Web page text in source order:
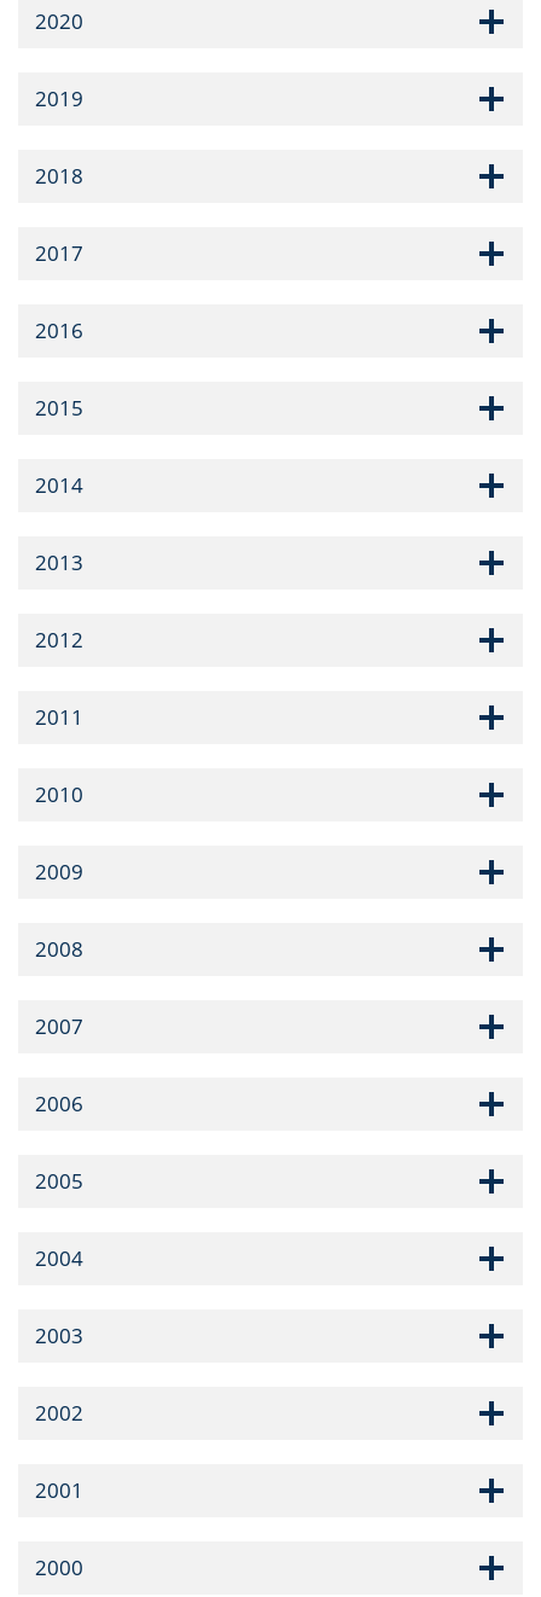
2020
2019
2018
2017
2016
2015
2014
2013
2012
2011
2010
2009
2008
2007
2006
2005
2004
2003
2002
2001
2000